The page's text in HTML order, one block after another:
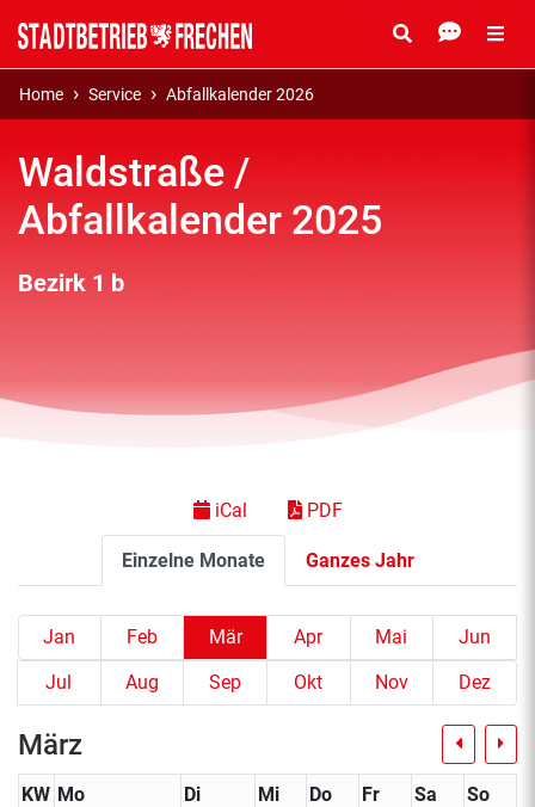
Home Service Abfallkalender 2026
Waldstraße /
Abfallkalender 2025
Bezirk 1 b
Einzelne Monate Ganzes Jahr
iCal PDF
Jan Feb Mär Apr Mai
Jun
Jul
Aug Sep Okt Nov Dez
März
KW Mo Di Mi Do Fr Sa So